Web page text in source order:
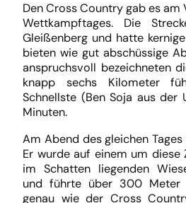
Den Cross Country gab es
Wettkampftages. Die
Gleißenberg und hatte
bieten wie gut abschüssige
anspruchsvoll bezeichneten
knapp sechs Kilometer
Schnellste (Ben Soja aus der
Minuten.
Am Abend des gleichen
Er wurde auf einem um diese
im Schatten liegenden
und führte über 300 Meter
genau wie der Cross